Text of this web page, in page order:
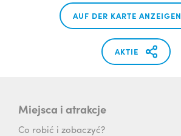
AUF DER KARTE ANZEIGEN
AKTIE
Miejsca i atrakcje
Co robić i zobaczyć?